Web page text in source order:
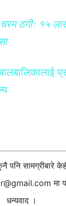
ठगीः १५
पनि सामग्रीबारे
मा
धन्यवाद ।